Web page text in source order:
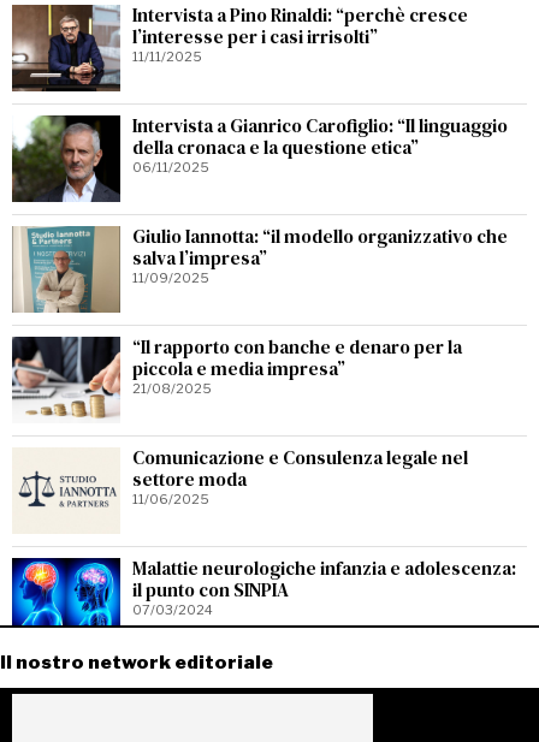
Intervista a Pino Rinaldi: “perchè cresce
l’interesse per i casi irrisolti”
11/11/2025
Intervista a Gianrico Carofiglio: “Il linguaggio
della cronaca e la questione etica”
06/11/2025
Giulio Iannotta: “il modello organizzativo che
salva l’impresa”
11/09/2025
“Il rapporto con banche e denaro per la
piccola e media impresa”
21/08/2025
Comunicazione e Consulenza legale nel
settore moda
11/06/2025
Malattie neurologiche infanzia e adolescenza:
il punto con SINPIA
07/03/2024
Il nostro network editoriale